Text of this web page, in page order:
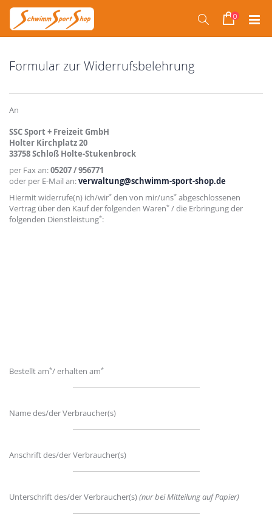
Suche0
Direkt
zum
Inhalt
Formular zur Widerrufsbelehrung
An
SSC Sport + Freizeit GmbH
Holter Kirchplatz 20
33758 Schloß Holte-Stukenbrock
per Fax an:05207 / 956771
oder per E-Mail an:verwaltung@schwimm-sport-shop.de
Hiermit widerrufe(n) ich/wir* den von mir/uns* abgeschlossenen
Vertrag über den Kauf der folgenden Waren* / die Erbringung der
folgenden Dienstleistung*:
Bestellt am*/ erhalten am*
Name des/der Verbraucher(s)
Anschrift des/der Verbraucher(s)
Unterschrift des/der Verbraucher(s)(nur bei Mitteilung auf Papier)